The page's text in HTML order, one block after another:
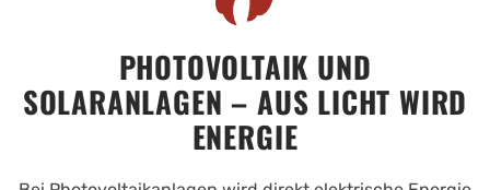
PHOTOVOLTAIK UND
SOLARANLAGEN – AUS LICHT WIRD
ENERGIE